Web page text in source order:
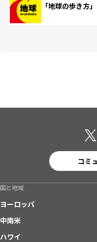
「地球の歩き方
コミ
国と地域
ヨーロッパ
中南米
ハワイ